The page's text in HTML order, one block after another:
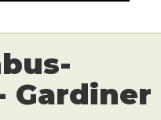
Gardiner